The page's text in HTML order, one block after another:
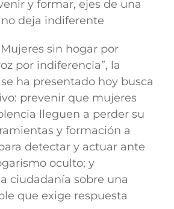
y formar, ejes de una
deja indiferente
sin hogar por
por indiferencia”, la
ha presentado hoy busca
prevenir que mujeres
lleguen a perder su
y formación a
detectar y actuar ante
oculto; y
ciudadanía sobre una
que exige respuesta